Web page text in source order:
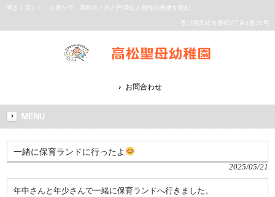
明るく逞しく、心豊かで、調和のとれた円満な人間性の基礎を育む。
香川県高松市番町2丁目4番31号
お問合わせ
MENU
一緒に保育ランドに行ったよ
2025/05/21
年中さんと年少さんで一緒に保育ランドへ行きました。